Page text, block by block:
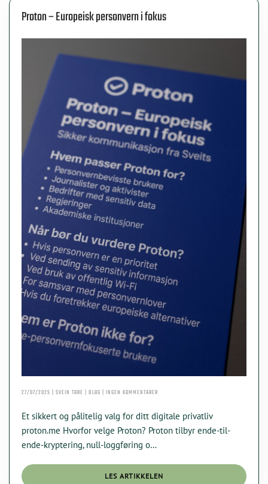
Proton – Europeisk personvern i fokus
27/07/2025 | SVEIN TORE | BLOG | INGEN KOMMENTARER
EUROPEISK
PERSONVERN
I
Et sikkert og pålitelig valg for ditt digitale privatliv
proton.me Hvorfor velge Proton? Proton tilbyr ende-til-
ende-kryptering, null-loggføring o…
LES ARTIKKELEN